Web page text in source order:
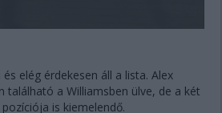
elég érdekesen áll a lista. Alex
található a Williamsben ülve, de a két
is kiemelendő.